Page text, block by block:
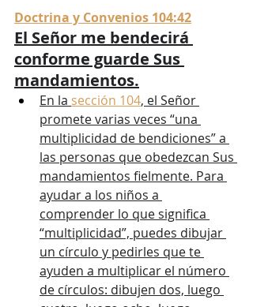
Doctrina y Convenios 104:42
El Señor me bendecirá
conforme guarde Sus
mandamientos.
En la sección 104, el Señor
promete varias veces “una
multiplicidad de bendiciones” a
las personas que obedezcan Sus
mandamientos fielmente. Para
ayudar a los niños a
comprender lo que significa
“multiplicidad”, puedes dibujar
un círculo y pedirles que te
ayuden a multiplicar el número
de círculos: dibujen dos, luego